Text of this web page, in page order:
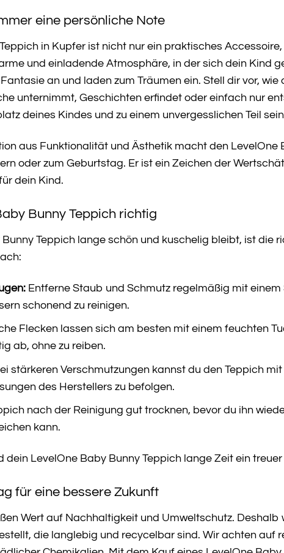
eine persönliche Note
in Kupfer ist nicht nur ein praktisches
und einladende Atmosphäre, in der sich dein Kind
an und laden zum Träumen ein. Stell dir vor,
unternimmt, Geschichten erfindet oder einfach nur
deines Kindes und zu einem unvergesslichen Teil
aus Funktionalität und Ästhetik macht den LevelOne
oder zum Geburtstag. Er ist ein Zeichen der
dein Kind.
Bunny Teppich richtig
Teppich lange schön und kuschelig bleibt, ist die
Entferne Staub und Schmutz regelmäßig mit
schonend zu reinigen.
Flecken lassen sich am besten mit einem feuchten
ab, ohne zu reiben.
stärkeren Verschmutzungen kannst du den Teppich
des Herstellers zu befolgen.
nach der Reinigung gut trocknen, bevor du ihn
kann.
dein LevelOne Baby Bunny Teppich lange Zeit ein
für eine bessere Zukunft
Wert auf Nachhaltigkeit und Umweltschutz.
die langlebig und recycelbar sind. Wir achten auf